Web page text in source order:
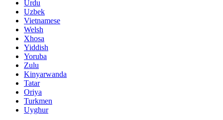
Urdu
Uzbek
Vietnamese
Welsh
Xhosa
Yiddish
Yoruba
Zulu
Kinyarwanda
Tatar
Oriya
Turkmen
Uyghur